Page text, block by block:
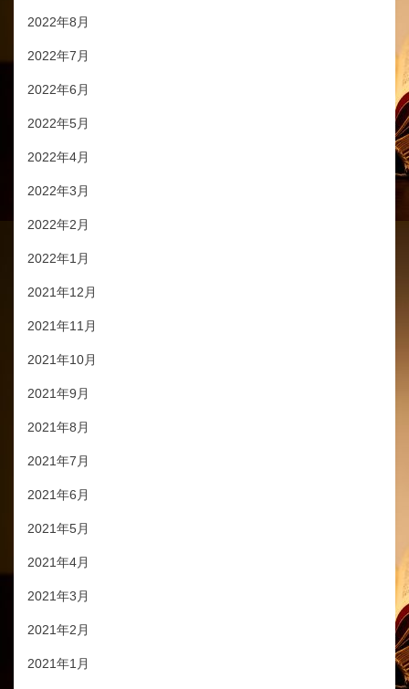
2022年8月
2022年7月
2022年6月
2022年5月
2022年4月
2022年3月
2022年2月
2022年1月
2021年12月
2021年11月
2021年10月
2021年9月
2021年8月
2021年7月
2021年6月
2021年5月
2021年4月
2021年3月
2021年2月
2021年1月